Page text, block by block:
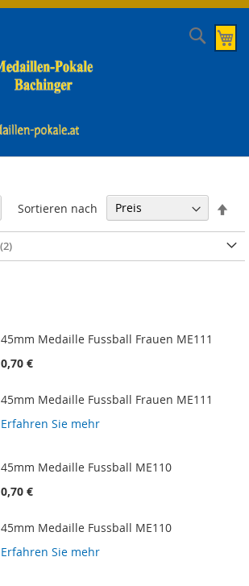
Suche
Sortieren nach
45mm Medaille Fussball Frauen ME111
0,70 €
45mm Medaille Fussball Frauen ME111
Erfahren Sie mehr
45mm Medaille Fussball ME110
0,70 €
45mm Medaille Fussball ME110
Erfahren Sie mehr